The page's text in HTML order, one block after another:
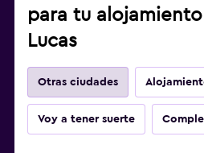
para tu
Lucas
Otras ciudades
Voy a tener suerte